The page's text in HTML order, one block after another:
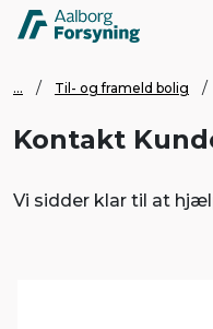
... Til- og frameld bolig
Kontakt
Vi sidder klar til at